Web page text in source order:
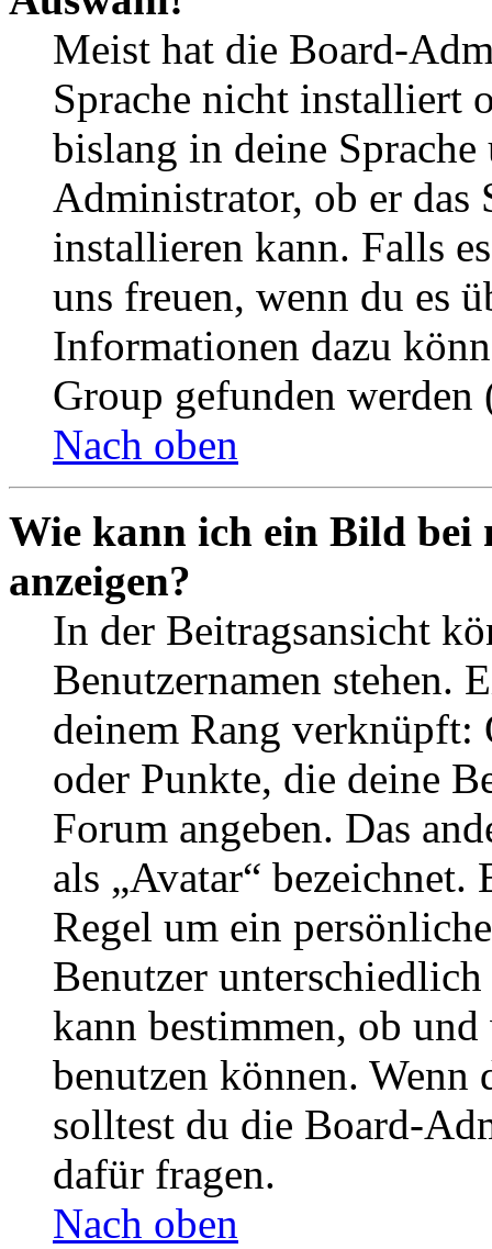
Meist hat die Board-
Sprache nicht installiert
bislang in deine
Administrator, ob er das
installieren kann. Falls
uns freuen, wenn du es
Informationen dazu
Group gefunden
Nach oben
Wie kann ich ein Bild bei
anzeigen?
In der Beitragsansicht
Benutzernamen stehen.
deinem Rang verknüpft:
oder Punkte, die deine
Forum angeben. Das
als „Avatar“
Regel um ein
Benutzer
kann bestimmen, ob
benutzen können. Wenn
solltest du die Board-
dafür fragen.
Nach oben